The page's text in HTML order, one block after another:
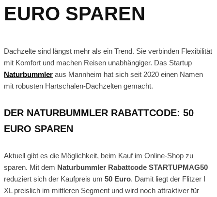
EURO SPAREN
Dachzelte sind längst mehr als ein Trend. Sie verbinden Flexibilität
mit Komfort und machen Reisen unabhängiger. Das Startup
Naturbummler aus Mannheim hat sich seit 2020 einen Namen
mit robusten Hartschalen-Dachzelten gemacht.
DER NATURBUMMLER RABATTCODE: 50
EURO SPAREN
Aktuell gibt es die Möglichkeit, beim Kauf im Online-Shop zu
sparen. Mit dem Naturbummler Rabattcode STARTUPMAG50
reduziert sich der Kaufpreis um 50 Euro. Damit liegt der Flitzer I
XL preislich im mittleren Segment und wird noch attraktiver für